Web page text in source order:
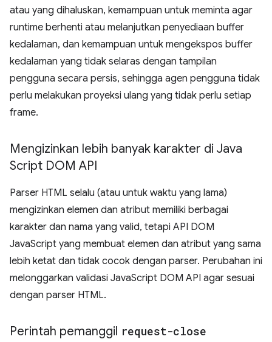
atau yang dihaluskan, kemampuan untuk meminta agar
runtime berhenti atau melanjutkan penyediaan buffer
kedalaman, dan kemampuan untuk mengekspos buffer
kedalaman yang tidak selaras dengan tampilan
pengguna secara persis, sehingga agen pengguna tidak
perlu melakukan proyeksi ulang yang tidak perlu setiap
frame.
Mengizinkan lebih banyak karakter di Java
Script DOM API
Parser HTML selalu (atau untuk waktu yang lama)
mengizinkan elemen dan atribut memiliki berbagai
karakter dan nama yang valid, tetapi API DOM
JavaScript yang membuat elemen dan atribut yang sama
lebih ketat dan tidak cocok dengan parser. Perubahan ini
melonggarkan validasi JavaScript DOM API agar sesuai
dengan parser HTML.
Perintah pemanggil request-close